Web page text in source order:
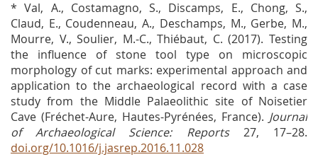
* Val, A., Costamagno, S., Discamps, E., Chong, S.,
Claud, E., Coudenneau, A., Deschamps, M., Gerbe, M.,
Mourre, V., Soulier, M.-C., Thiébaut, C. (2017). Testing
the influence of stone tool type on microscopic
morphology of cut marks: experimental approach and
application to the archaeological record with a case
study from the Middle Palaeolithic site of Noisetier
Cave (Fréchet-Aure, Hautes-Pyrénées, France). Journal
of Archaeological Science: Reports27, 17–28.
doi.org/10.1016/j.jasrep.2016.11.028